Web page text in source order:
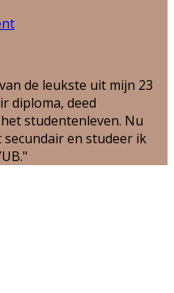
de leukste uit mijn 23
diploma, deed
studentenleven. Nu
en studeer ik